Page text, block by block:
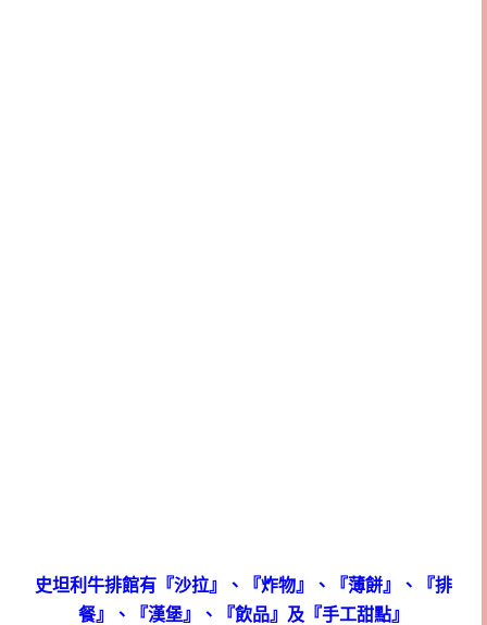
史坦利牛排館有『沙拉』、『炸物』、『薄餅』、『排
餐』、『漢堡』、『飲品』及『手工甜點』